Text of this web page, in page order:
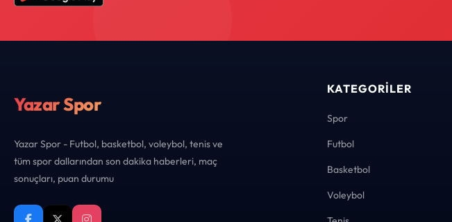
Yazar Spor
Yazar Spor - Futbol, basketbol, voleybol, tenis ve
tüm spor dallarından son dakika haberleri, maç
sonuçları, puan durumu
KATEGORILER
Spor
Futbol
Basketbol
Voleybol